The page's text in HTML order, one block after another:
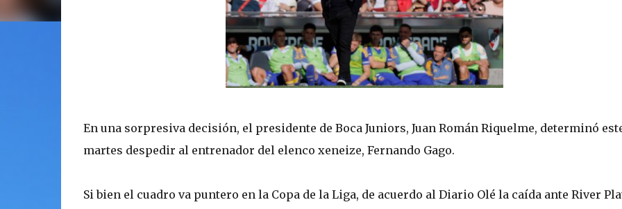
En una sorpresiva decisión, el presidente de Boca Juniors, Juan Román Riquelme, determinó
martes despedir al entrenador del elenco xeneize, Fernando Gago.
Si bien el cuadro va puntero en la Copa de la Liga, de acuerdo al Diario Olé la caída ante River